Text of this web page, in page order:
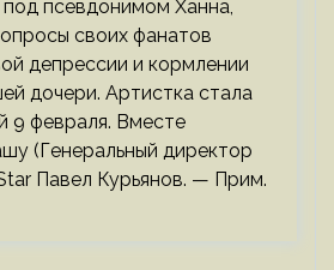
псевдонимом Ханна,
своих фанатов
депрессии и кормлении
дочери. Артистка стала
9 февраля. Вместе
(Генеральный директор
Павел Курьянов. — Прим.